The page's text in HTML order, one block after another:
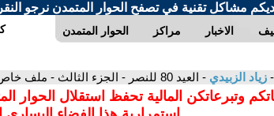
لديكم مشاكل تقنية في تصفح الحوار المتمدن نرجو
الحوار المتمدن مراكز الاخبار
- زياد الزبيدي - العيد 80 للنصر - الجزء الثالث - ملف خاص
وتبرعاتكن المالية تحفظ استقلال الحوار